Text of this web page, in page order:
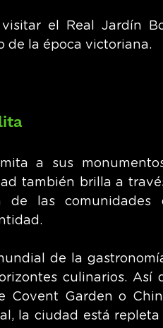
el Real Jardín
de la época victoriana.
a sus
también brilla a
de las comunidades
de la
culinarios. Así
Covent Garden o
la ciudad está